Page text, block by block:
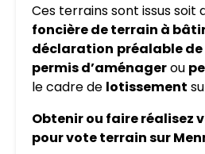
Ces terrains sont issus soit
foncière de terrain à
déclaration préalable
permis d’aménagerou
le cadre de lotissement
Obtenir ou faire réalisez
pour vote terrain sur